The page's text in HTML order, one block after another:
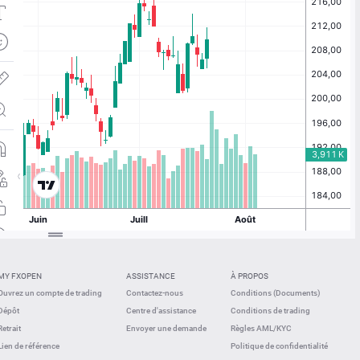
FXOPEN
un compte de trading
de référence
ASSISTANCE
Contactez-nous
Centre d'assistance
Envoyer une demande
À PROPOS
Conditions (Documents)
Conditions de trading
Règles AML/KYC
Politique de confidentialité